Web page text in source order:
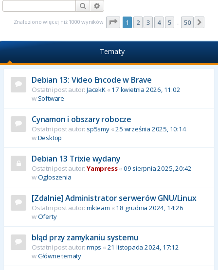
Szukaj
Znaleziono więcej niż 1000 wyników Strona z50
1 2 3 4 5 … 50
Tematy
Debian 13: Video Encode w Brave
Ostatni post autor: JacekK« 17 kwietnia 2026, 11:02
w Software
Cynamon i obszary robocze
Ostatni post autor: sp5smy«25 września 2025, 10:14
wDesktop
Debian 13 Trixie wydany
Ostatni post autor: Yampress« 09 sierpnia 2025, 20:42
wOgłoszenia
[Zdalnie] Administrator serwerów GNU/Linux
Ostatni post autor: mkteam « 18 grudnia 2024, 14:26
wOferty
błąd przy zamykaniu systemu
Ostatni post autor: rmps « 21 listopada 2024, 17:12
wGłówne tematy